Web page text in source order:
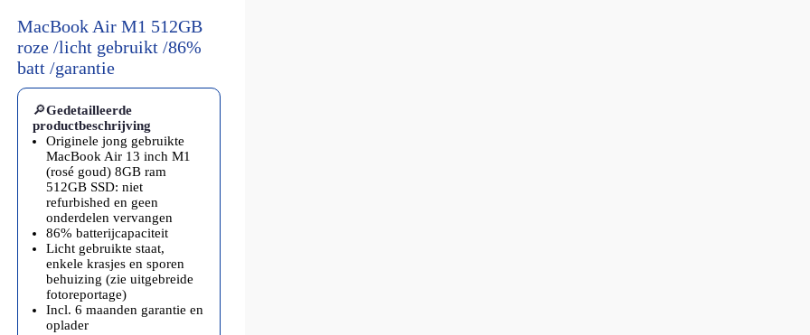
MacBook Air M1 512GB
roze /licht gebruikt /86%
batt /garantie
🔎Gedetailleerde
productbeschrijving
Originele jong gebruikte
MacBook Air 13 inch M1
(rosé goud) 8GB ram
512GB SSD: niet
refurbished en geen
onderdelen vervangen
86% batterijcapaciteit
Licht gebruikte staat,
enkele krasjes en sporen
behuizing (zie uitgebreide
fotoreportage)
Incl. 6 maanden garantie en
oplader